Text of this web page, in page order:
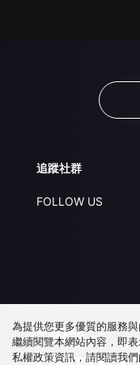
追蹤社群
FOLLOW US
下載 APP
為提供您更多優質的服務
繼續閱覽本網站內容，即
私權政策資訊，請閱讀我們